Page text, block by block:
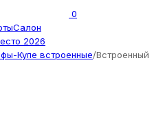
0
Салон
Купе встроенные/Встроенный